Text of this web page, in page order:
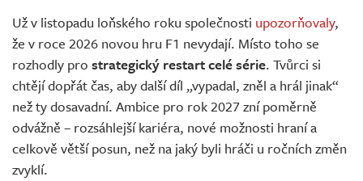
Už v listopadu loňského roku společnosti upozorňovaly,
že v roce 2026 novou hru F1 nevydají. Místo toho se
rozhodly pro strategický restart celé série. Tvůrci si
chtějí dopřát čas, aby další díl „vypadal, zněl a hrál jinak“
než ty dosavadní. Ambice pro rok 2027 zní poměrně
odvážně – rozsáhlejší kariéra, nové možnosti hraní a
celkově větší posun, než na jaký byli hráči u ročních změn
zvyklí.